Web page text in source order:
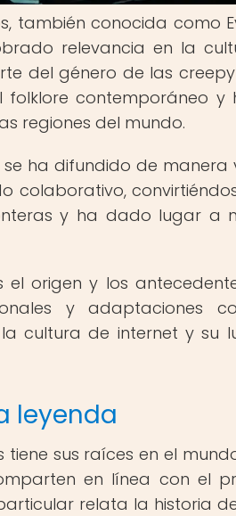
también conocida como
relevancia en la
del género de las
contemporáneo y
regiones del mundo.
ha difundido de
colaborativo,
y ha dado lugar a
origen y los
y adaptaciones
cultura de internet y su
leyenda
sus raíces en el
en línea con el
relata la historia